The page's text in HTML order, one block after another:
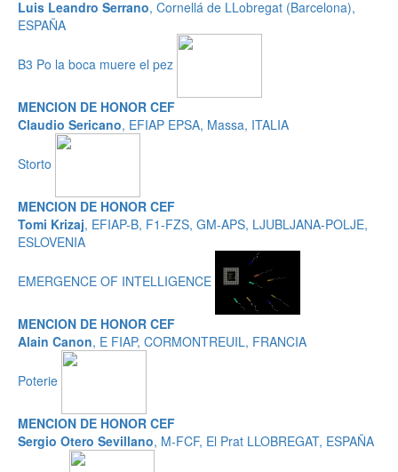
Luis Leandro Serrano, Cornellá de LLobregat (Barcelona),
ESPAÑA
B3 Po la boca muere el pez
MENCION DE HONOR CEF
Claudio Sericano, EFIAP EPSA, Massa, ITALIA
Storto
MENCION DE HONOR CEF
Tomi Krizaj, EFIAP-B, F1-FZS, GM-APS, LJUBLJANA-POLJE,
ESLOVENIA
EMERGENCE OF INTELLIGENCE
MENCION DE HONOR CEF
Alain Canon, E FIAP, CORMONTREUIL, FRANCIA
Poterie
MENCION DE HONOR CEF
Sergio Otero Sevillano, M-FCF, El Prat LLOBREGAT, ESPAÑA